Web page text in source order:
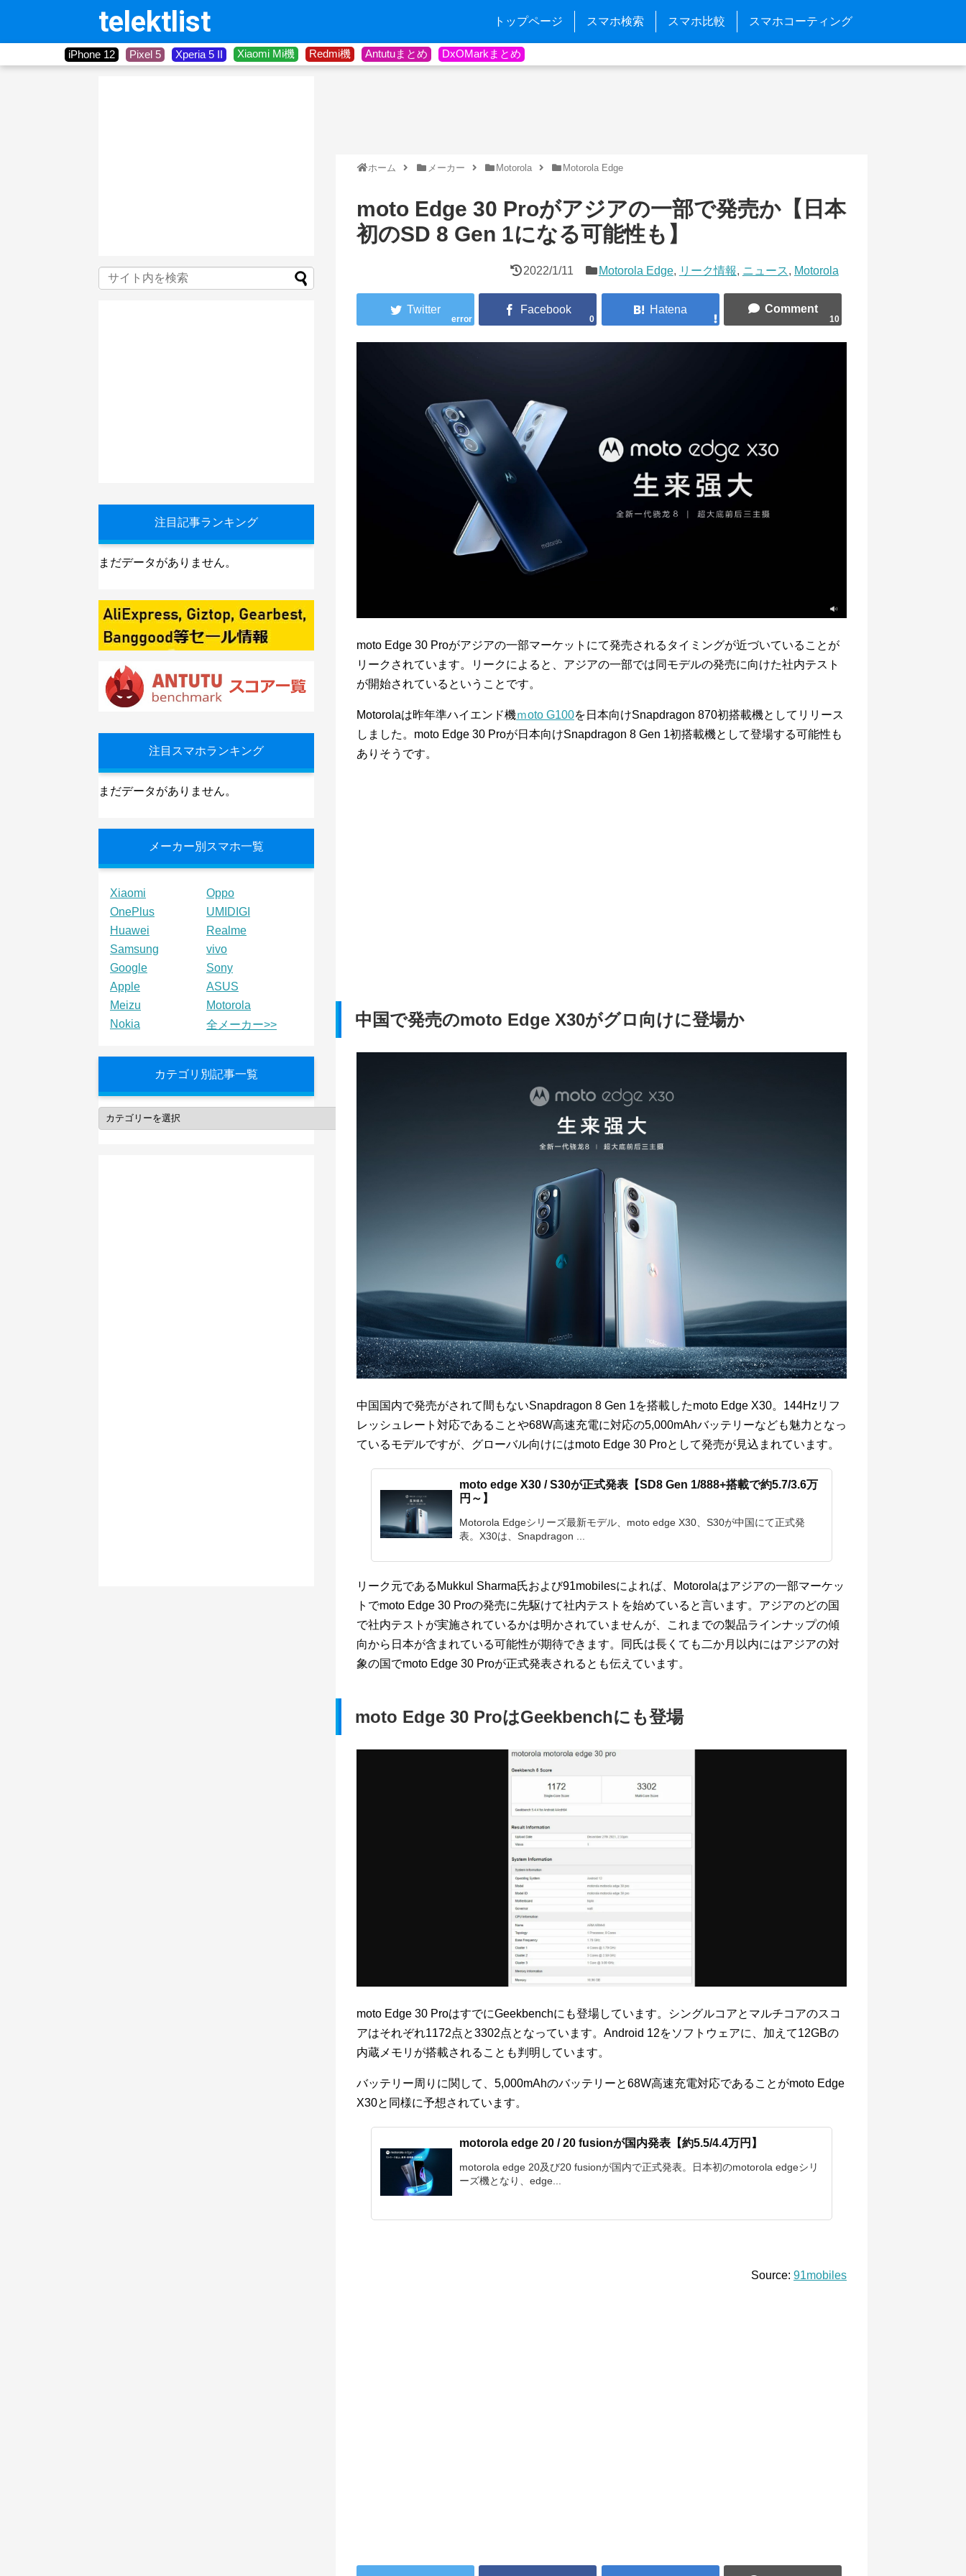
telektlist トップページ スマホ検索 スマホ比較 スマホコーティング
iPhone 12 Pixel 5 Xperia 5 II Xiaomi Mi機 Redmi機 Antutuまとめ DxOMarkまとめ
ホーム メーカー Motorola Motorola Edge
moto Edge 30 Proがアジアの一部で発売か【日本
初のSD 8 Gen 1になる可能性も】
2022/1/11 Motorola Edge, リーク情報, ニュース, Motorola
error 0 10
moto Edge 30 Proがアジアの一部マーケットにて発売されるタイミングが近づいていることが
リークされています。リークによると、アジアの一部では同モデルの発売に向けた社内テスト
が開始されているということです。
Motorolaは昨年準ハイエンド機ｍoto G100を日本向けSnapdragon 870初搭載機としてリリース
しました。moto Edge 30 Proが日本向けSnapdragon 8 Gen 1初搭載機として登場する可能性も
ありそうです。
中国で発売のmoto Edge X30がグロ向けに登場か
中国国内で発売がされて間もないSnapdragon 8 Gen 1を搭載したmoto Edge X30。144Hzリフ
レッシュレート対応であることや68W高速充電に対応の5,000mAhバッテリーなども魅力となっ
ているモデルですが、グローバル向けにはmoto Edge 30 Proとして発売が見込まれています。
moto edge X30 / S30が正式発表【SD8 Gen 1/888+搭載で約5.7/3.6万
円～】
Motorola Edgeシリーズ最新モデル、moto edge X30、S30が中国にて正式発
表。X30は、Snapdragon ...
リーク元であるMukkul Sharma氏および91mobilesによれば、Motorolaはアジアの一部マーケッ
トでmoto Edge 30 Proの発売に先駆けて社内テストを始めていると言います。アジアのどの国
で社内テストが実施されているかは明かされていませんが、これまでの製品ラインナップの傾
向から日本が含まれている可能性が期待できます。同氏は長くても二か月以内にはアジアの対
象の国でmoto Edge 30 Proが正式発表されるとも伝えています。
moto Edge 30 ProはGeekbenchにも登場
moto Edge 30 ProはすでにGeekbenchにも登場しています。シングルコアとマルチコアのスコ
アはそれぞれ1172点と3302点となっています。Android 12をソフトウェアに、加えて12GBの
内蔵メモリが搭載されることも判明しています。
バッテリー周りに関して、5,000mAhのバッテリーと68W高速充電対応であることがmoto Edge
X30と同様に予想されています。
motorola edge 20 / 20 fusionが国内発表【約5.5/4.4万円】
motorola edge 20及び20 fusionが国内で正式発表。日本初のmotorola edgeシリ
ーズ機となり、edge...
Source: 91mobiles
注目記事ランキング
まだデータがありません。
注目スマホランキング
まだデータがありません。
メーカー別スマホ一覧
Xiaomi
Oppo
OnePlus
UMIDIGI
Huawei
Realme
Samsung
vivo
Google
Sony
Apple
ASUS
Meizu
Motorola
Nokia
全メーカー>>
カテゴリ別記事一覧